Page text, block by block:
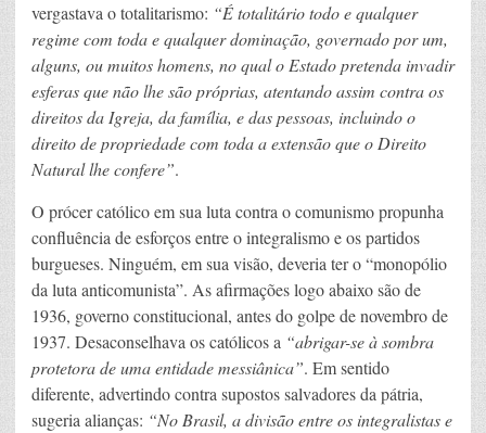
vergastava o totalitarismo: “É totalitário todo e qualquer
regime com toda e qualquer dominação, governado por um,
alguns, ou muitos homens, no qual o Estado pretenda invadir
esferas que não lhe são próprias, atentando assim contra os
direitos da Igreja, da família, e das pessoas, incluindo o
direito de propriedade com toda a extensão que o Direito
Natural lhe confere”.
O prócer católico em sua luta contra o comunismo propunha
confluência de esforços entre o integralismo e os partidos
burgueses. Ninguém, em sua visão, deveria ter o “monopólio
da luta anticomunista”. As afirmações logo abaixo são de
1936, governo constitucional, antes do golpe de novembro de
1937. Desaconselhava os católicos a “abrigar-se à sombra
protetora de uma entidade messiânica”. Em sentido
diferente, advertindo contra supostos salvadores da pátria,
sugeria alianças: “No Brasil, a divisão entre os integralistas e